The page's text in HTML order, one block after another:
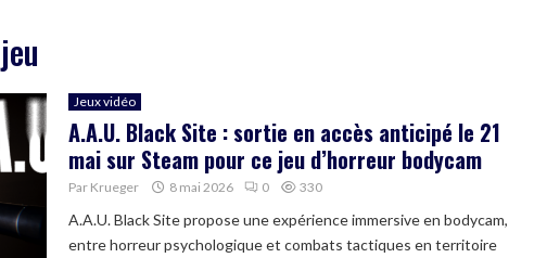
Jeux vidéo
A.A.U. Black Site : sortie en accès anticipé le 21
mai sur Steam pour ce jeu d’horreur bodycam
Par Krueger 8 mai 2026 0 330
A.A.U. Black Site propose une expérience immersive en bodycam,
entre horreur psychologique et combats tactiques en territoire